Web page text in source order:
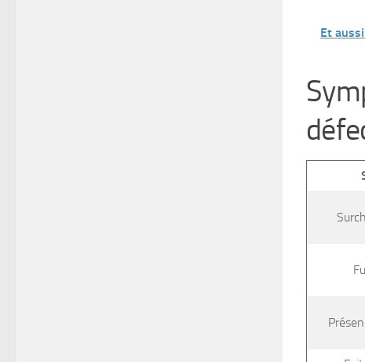
Et aussi